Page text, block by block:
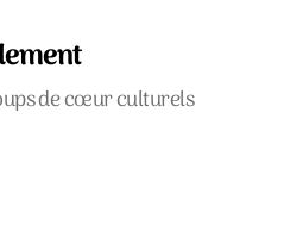
de cœur culturels